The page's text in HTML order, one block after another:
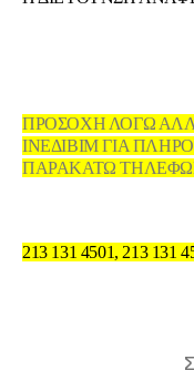
ΠΡΟΣΟΧΗ ΛΟΓΩ
ΙΝΕΔΙΒΙΜ ΓΙΑ
ΠΑΡΑΚΑΤΩ
213 131 4501, 213 131